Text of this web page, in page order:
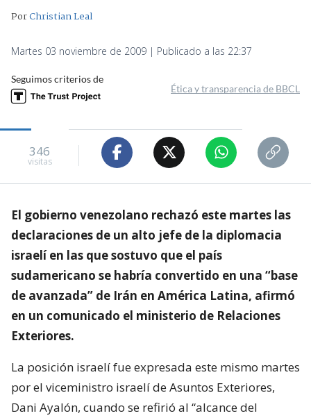
PorChristian Leal
Martes 03 noviembre de 2009 | Publicado a las 22:37
Seguimos criterios de
Ética y transparencia de BBCL
346
visitas
El gobierno venezolano rechazó este martes las
declaraciones de un alto jefe de la diplomacia
israelí en las que sostuvo que el país
sudamericano se habría convertido en una “base
de avanzada” de Irán en América Latina, afirmó
en un comunicado el ministerio de Relaciones
Exteriores.
La posición israelí fue expresada este mismo martes
por el viceministro israelí de Asuntos Exteriores,
Dani Ayalón, cuando se refirió al “alcance del